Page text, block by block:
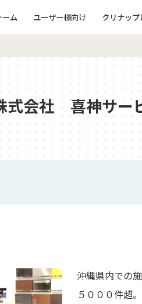
ーム ユーザー様向け クリナッ
式会社 喜神サー
沖縄県内での
５０００件超